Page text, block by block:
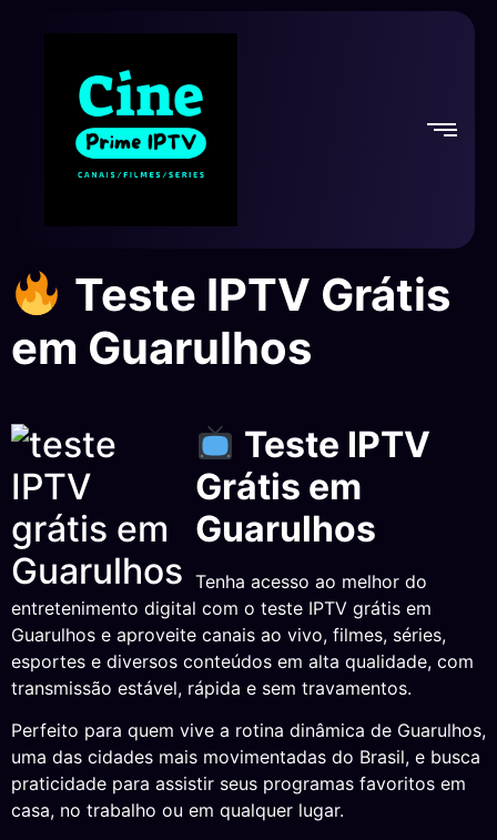
Teste IPTV Grátis
em Guarulhos
Teste IPTV
Grátis em
Guarulhos
Tenha acesso ao melhor do
entretenimento digital com o teste IPTV grátis em
Guarulhos e aproveite canais ao vivo, filmes, séries,
esportes e diversos conteúdos em alta qualidade, com
transmissão estável, rápida e sem travamentos.
Perfeito para quem vive a rotina dinâmica de Guarulhos,
uma das cidades mais movimentadas do Brasil, e busca
praticidade para assistir seus programas favoritos em
casa, no trabalho ou em qualquer lugar.